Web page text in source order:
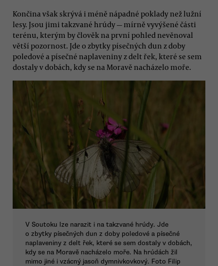
Končina však skrývá i méně nápadné poklady než lužní
lesy. Jsou jimi takzvané hrúdy — mírně vyvýšené části
terénu, kterým by člověk na první pohled nevěnoval
větší pozornost. Jde o zbytky písečných dun z doby
poledové a písečné naplaveniny z delt řek, které se sem
dostaly v dobách, kdy se na Moravě nacházelo moře.
V Soutoku lze narazit i na takzvané hrúdy. Jde
o zbytky písečných dun z doby poledové a písečné
naplaveniny z delt řek, které se sem dostaly v dobách,
kdy se na Moravě nacházelo moře. Na hrúdách žil
mimo jiné i vzácný jasoň dymnivkovkový. Foto Filip